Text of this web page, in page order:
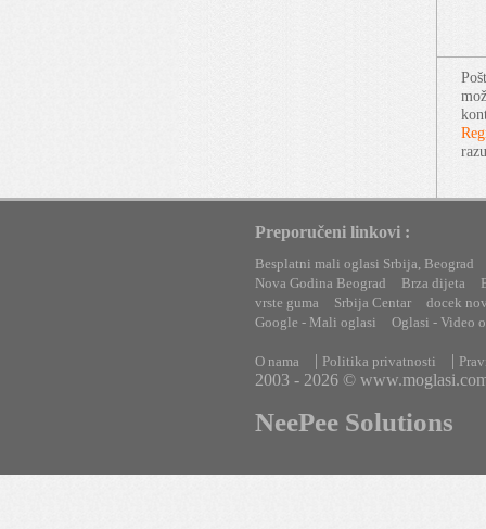
Preporučeni linkovi :
Besplatni mali oglasi Srbija, Beograd
Nova Godina Beograd
Brza dijeta
vrste guma
Srbija Centar
docek
Google - Mali oglasi
Oglasi - Video
O nama | Politika privatnosti |
2003 - 2026 ©
NeePee Solutions